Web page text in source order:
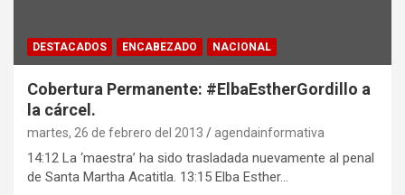
DESTACADOS ENCABEZADO NACIONAL
Cobertura Permanente: #ElbaEstherGordillo a
la cárcel.
martes, 26 de febrero del 2013 agendainformativa
14:12 La ‘maestra’ ha sido trasladada nuevamente al penal
de Santa Martha Acatitla. 13:15 Elba Esther…